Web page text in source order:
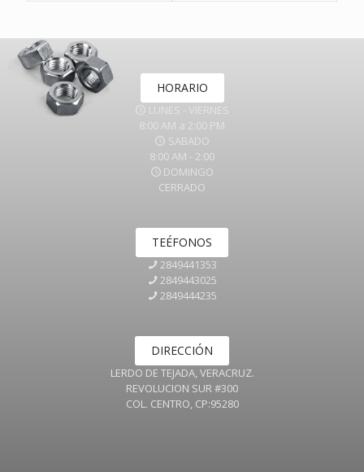
HORARIO
LUNES - VIERNES
8:00 AM a 2:00 PM
SABADO
8:00 AM - 2:00
DOMINGO
CERRADO
TEÉFONOS
2849441353
2849443025
2849444235
DIRECCIÓN
LERDO DE TEJADA, VERACRUZ.
REVOLUCION SUR #300
COL. CENTRO, CP:95280